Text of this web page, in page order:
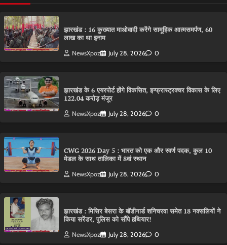
झारखंड : 16 कुख्यात माओवादी करेंगे सामूहिक आत्मसमर्पण, 60
लाख का था इनाम
NewsXpoz July 28, 2026 0
झारखंड के 6 एयरपोर्ट होंगे विकसित, इन्फ्रास्ट्रक्चर विकास के लिए
122.04 करोड़ मंजूर
NewsXpoz July 28, 2026 0
CWG 2026 Day 5 : भारत को एक और स्वर्ण पदक, कुल 10
मेडल के साथ तालिका में 8वां स्थान
NewsXpoz July 28, 2026 0
झारखंड : मिसिर बेसरा के बॉडीगार्ड शनिचरवा समेत 18 नक्सलियों ने
किया सरेंडर, पुलिस को सौंपे हथियार!
NewsXpoz July 28, 2026 0